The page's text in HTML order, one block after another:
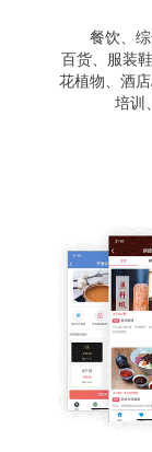
餐饮、
百货、服装
花植物、酒
培训